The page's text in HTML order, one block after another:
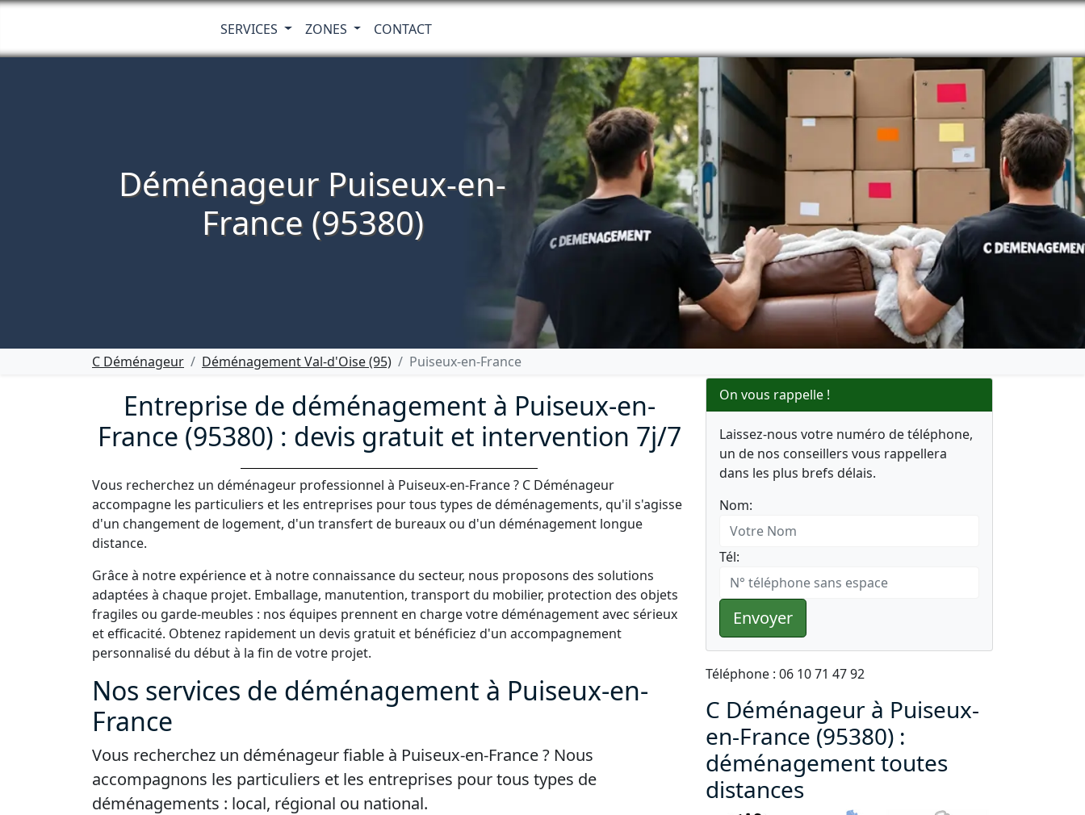
SERVICES ZONES CONTACT
Déménageur Puiseux-en-
France (95380)
C Déménageur Déménagement Val-d'Oise (95) Puiseux-en-France
Entreprise de déménagement à Puiseux-en-
France (95380) : devis gratuit et intervention 7j/7
Vous recherchez un déménageur professionnel à Puiseux-en-France ? C Déménageur
accompagne les particuliers et les entreprises pour tous types de déménagements, qu'il s'agisse
d'un changement de logement, d'un transfert de bureaux ou d'un déménagement longue
distance.
Grâce à notre expérience et à notre connaissance du secteur, nous proposons des solutions
adaptées à chaque projet. Emballage, manutention, transport du mobilier, protection des objets
fragiles ou garde-meubles : nos équipes prennent en charge votre déménagement avec sérieux
et efficacité. Obtenez rapidement un devis gratuit et bénéficiez d'un accompagnement
personnalisé du début à la fin de votre projet.
Nos services de déménagement à Puiseux-en-
France
Vous recherchez un déménageur fiable à Puiseux-en-France ? Nous
accompagnons les particuliers et les entreprises pour tous types de
déménagements : local, régional ou national.
On vous rappelle !
Laissez-nous votre numéro de téléphone,
un de nos conseillers vous rappellera
dans les plus brefs délais.
Nom:
Tél:
Envoyer
Téléphone : 06 10 71 47 92
C Déménageur à Puiseux-
en-France (95380) :
déménagement toutes
distances